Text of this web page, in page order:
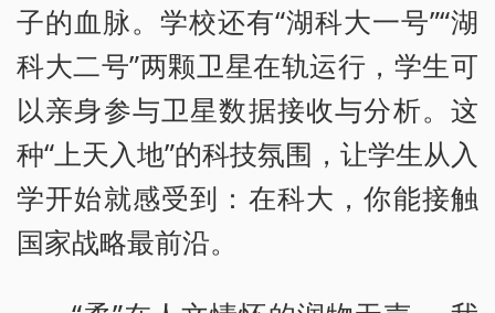
子的血脉。学校还有“湖科大一号”“湖
科大二号”两颗卫星在轨运行，学生可
以亲身参与卫星数据接收与分析。这
种“上天入地”的科技氛围，让学生从入
学开始就感受到：在科大，你能接触
国家战略最前沿。